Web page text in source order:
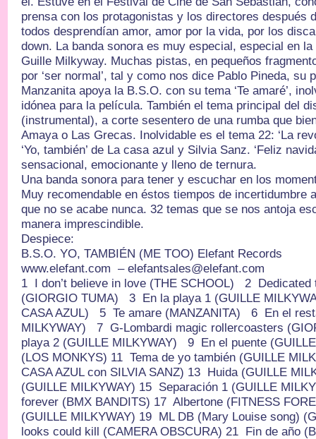
prensa con los protagonistas y los directores después
todos desprendían amor, amor por la vida, por los
down. La banda sonora es muy especial, especial en
Guille Milkyway. Muchas pistas, en pequeños
por ‘ser normal’, tal y como nos dice Pablo Pineda, su
Manzanita apoya la B.S.O. con su tema ‘Te amaré’,
idónea para la película. También el tema principal del
(instrumental), a corte sesentero de una rumba que
Amaya o Las Grecas. Inolvidable es el tema 22: ‘La
‘Yo, también’ de La casa azul y Silvia Sanz. ‘Feliz
sensacional, emocionante y lleno de ternura.
Una banda sonora para tener y escuchar en los
Muy recomendable en éstos tiempos de incertidumbre
que no se acabe nunca. 32 temas que se nos antoja
manera imprescindible.
Despiece:
B.S.O. YO, TAMBIÉN (ME TOO) Elefant Records
www.elefant.com – elefantsales@elefant.com
1 I don’t believe in love (THE SCHOOL) 2 Dedicated
(GIORGIO TUMA) 3 En la playa 1 (GUILLE
CASA AZUL) 5 Te amare (MANZANITA) 6 En el
MILKYWAY) 7 G-Lombardi magic rollercoasters
playa 2 (GUILLE MILKYWAY) 9 En el puente
(LOS MONKYS) 11 Tema de yo también (GUILLE
CASA AZUL con SILVIA SANZ) 13 Huida (GUILLE
(GUILLE MILKYWAY) 15 Separación 1 (GUILLE
forever (BMX BANDITS) 17 Albertone (FITNESS
(GUILLE MILKYWAY) 19 ML DB (Mary Louise song)
looks could kill (CAMERA OBSCURA) 21 Fin de año